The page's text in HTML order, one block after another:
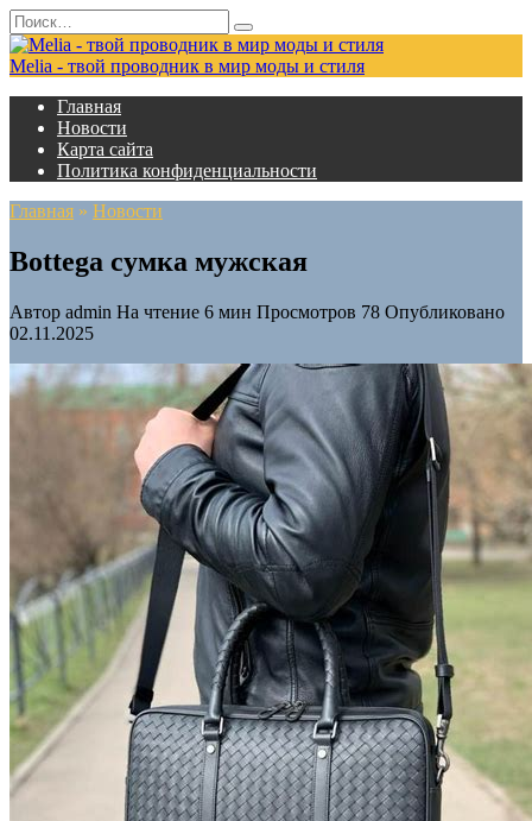
Перейти
к
содержанию
Search
for:
Melia - твой проводник в мир моды и стиля
Главная
Новости
Карта сайта
Политика конфиденциальности
Главная » Новости
Bottega сумка мужская
Автор admin На чтение 6 мин Просмотров 78 Опубликовано
02.11.2025